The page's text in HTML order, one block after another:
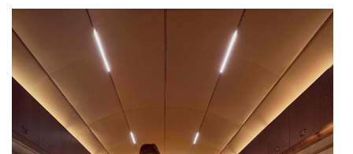
NEOH
Nespresso
Neudoerfler
OBI